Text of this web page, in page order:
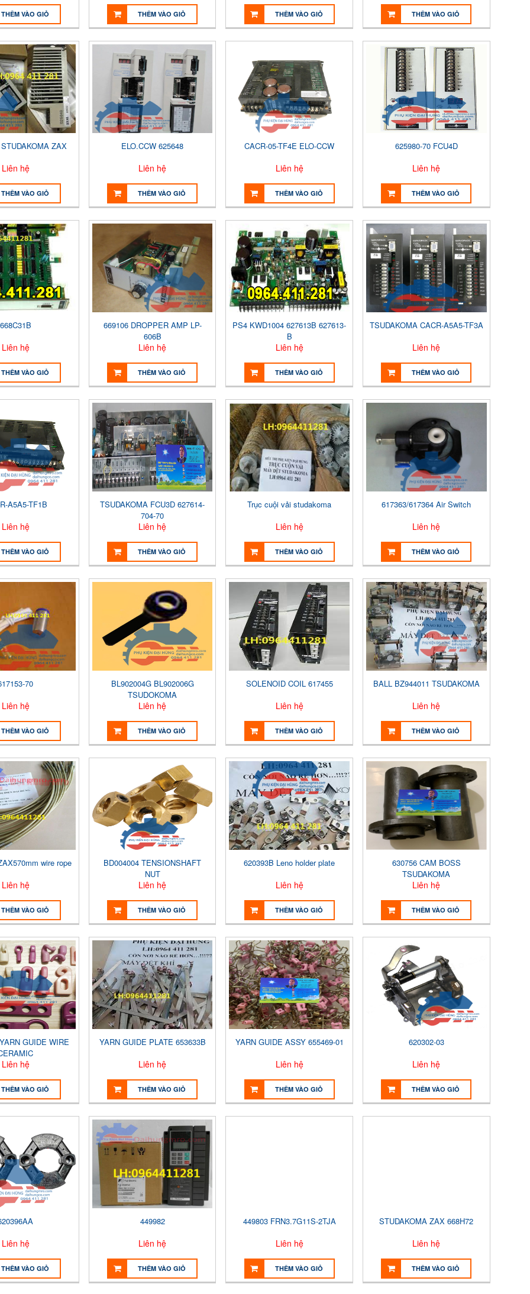
THÊM VÀO GIỎ THÊM VÀO GIỎ THÊM VÀO GIỎ THÊM VÀO GIỎ
ZAX
Liên hệ
THÊM VÀO GIỎ
ELO.CCW 625648
Liên hệ
THÊM VÀO GIỎ
CACR-05-TF4E ELO-CCW
Liên hệ
THÊM VÀO GIỎ
625980-70 FCU4D
Liên hệ
THÊM VÀO GIỎ
668C31B
Liên hệ
THÊM VÀO GIỎ
669106 DROPPER AMP LP-
606B
Liên hệ
THÊM VÀO GIỎ
PS4 KWD1004 627613B 627613-
B
Liên hệ
THÊM VÀO GIỎ
TSUDAKOMA CACR-A5A5-TF3A
Liên hệ
THÊM VÀO GIỎ
A5A5-TF1B
Liên hệ
THÊM VÀO GIỎ
TSUDAKOMA FCU3D 627614-
704-70
Liên hệ
THÊM VÀO GIỎ
Trục cuội vải studakoma
Liên hệ
THÊM VÀO GIỎ
617363/617364 Air Switch
Liên hệ
THÊM VÀO GIỎ
70
Liên hệ
THÊM VÀO GIỎ
BL902004G BL902006G
TSUDOKOMA
Liên hệ
THÊM VÀO GIỎ
SOLENOID COIL 617455
Liên hệ
THÊM VÀO GIỎ
BALL BZ944011 TSUDAKOMA
Liên hệ
THÊM VÀO GIỎ
wire rope
Liên hệ
THÊM VÀO GIỎ
BD004004 TENSIONSHAFT
NUT
Liên hệ
THÊM VÀO GIỎ
620393B Leno holder plate
Liên hệ
THÊM VÀO GIỎ
630756 CAM BOSS
TSUDAKOMA
Liên hệ
THÊM VÀO GIỎ
GUIDE WIRE
Liên hệ
THÊM VÀO GIỎ
YARN GUIDE PLATE 653633B
Liên hệ
THÊM VÀO GIỎ
YARN GUIDE ASSY 655469-01
Liên hệ
THÊM VÀO GIỎ
620302-03
Liên hệ
THÊM VÀO GIỎ
Liên hệ
THÊM VÀO GIỎ
449982
Liên hệ
THÊM VÀO GIỎ
449803 FRN3.7G11S-2TJA
Liên hệ
THÊM VÀO GIỎ
STUDAKOMA ZAX 668H72
Liên hệ
THÊM VÀO GIỎ